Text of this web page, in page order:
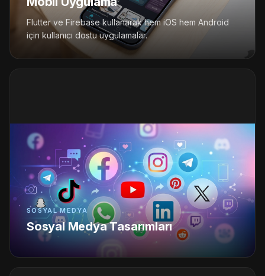
Flutter ve Firebase kullanarak hem iOS hem Android
için kullanıcı dostu uygulamalar.
SOSYAL MEDYA
Sosyal Medya Tasarımları